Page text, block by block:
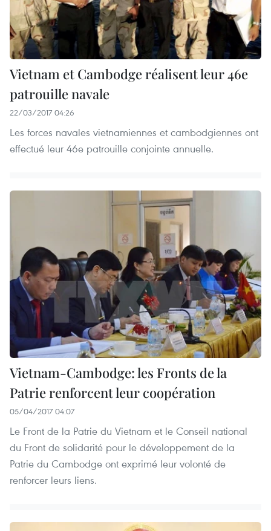
Vietnam et Cambodge réalisent leur 46e
patrouille navale
22/03/2017 04:26
Les forces navales vietnamiennes et cambodgiennes ont
effectué leur 46e patrouille conjointe annuelle.
Vietnam-Cambodge: les Fronts de la
Patrie renforcent leur coopération
05/04/2017 04:07
Le Front de la Patrie du Vietnam et le Conseil national
du Front de solidarité pour le développement de la
Patrie du Cambodge ont exprimé leur volonté de
renforcer leurs liens.